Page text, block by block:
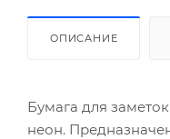
ОПИСАНИЕ
Бумага для
неон.